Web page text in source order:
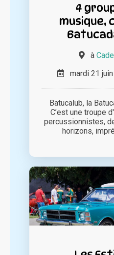
4
musique,
à
mardi 21
Batucalub, la
C’est une troupe
percussionnistes,
horizons,